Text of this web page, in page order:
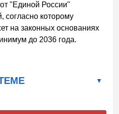
"Единой России"
согласно которому
на законных основаниях
до 2036 года.